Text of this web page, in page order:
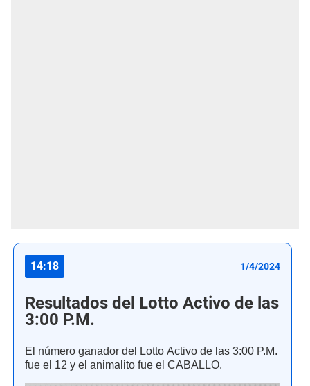
14:18 1/4/2024
Resultados del Lotto Activo de las
3:00 P.M.
El número ganador del Lotto Activo de las 3:00 P.M.
fue el 12 y el animalito fue el CABALLO.